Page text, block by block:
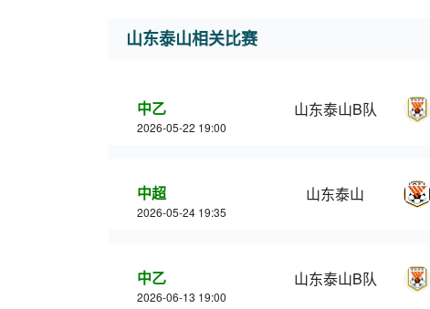
山东泰山相关比赛
中乙
2026-05-22 19:00
山东泰山B队
中超
2026-05-24 19:35
山东泰山
中乙
2026-06-13 19:00
山东泰山B队